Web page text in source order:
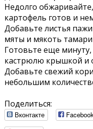
Недолго
картофель готов и
Добавьте листья
мяты и мякоть
Готовьте еще минуту,
кастрюлю крышкой и
Добавьте свежий
небольшим
Поделиться:
Вконтакте Facebook